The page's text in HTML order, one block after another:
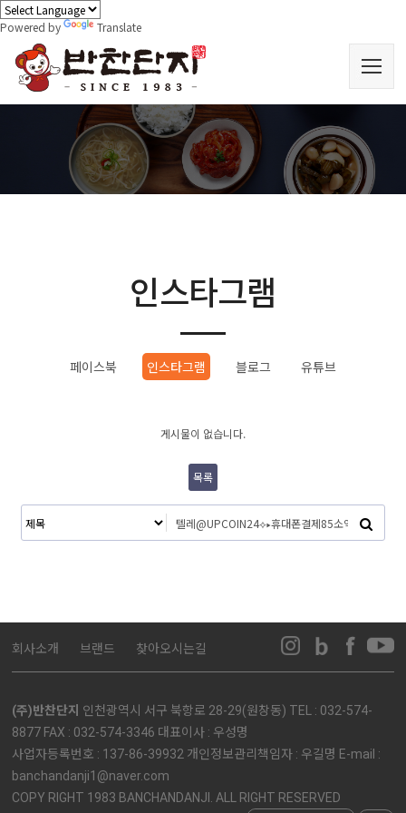
Powered by Translate
인스타그램
페이스북 인스타그램 블로그 유튜브
게시물이 없습니다.
목록
회사소개 브랜드 찾아오시는길
(주)반찬단지 인천광역시 서구 북항로 28-29(원창동) TEL : 032-574-
8877 FAX : 032-574-3346 대표이사 : 우성명
사업자등록번호 : 137-86-39932 개인정보관리책임자 : 우길명 E-mail :
banchandanji1@naver.com
COPY RIGHT 1983 BANCHANDANJI. ALL RIGHT RESERVED